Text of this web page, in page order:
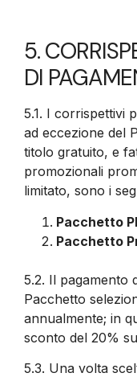
5.
DI
5.1. I corrispettivi
ad eccezione del
titolo gratuito, e
promozionali
limitato, sono i
Pacchetto
Pacchetto
5.2. Il pagamento
Pacchetto
annualmente; in
sconto del 20%
5.3. Una volta